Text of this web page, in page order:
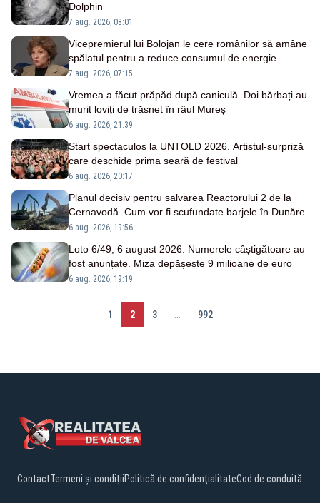
Dolphin
7 aug. 2026, 08:01
Vicepremierul lui Bolojan le cere românilor să amâne
spălatul pentru a reduce consumul de energie
7 aug. 2026, 07:15
Vremea a făcut prăpăd după caniculă. Doi bărbați au
murit loviți de trăsnet în râul Mureș
6 aug. 2026, 21:39
Start spectaculos la UNTOLD 2026. Artistul-surpriză
care deschide prima seară de festival
6 aug. 2026, 20:17
Planul decisiv pentru salvarea Reactorului 2 de la
Cernavodă. Cum vor fi scufundate barjele în Dunăre
6 aug. 2026, 19:56
Loto 6/49, 6 august 2026. Numerele câștigătoare au
fost anunțate. Miza depășește 9 milioane de euro
6 aug. 2026, 19:19
1 2 3 992
ContactTermeni și condițiiPolitică de confidențialitateCod de conduită